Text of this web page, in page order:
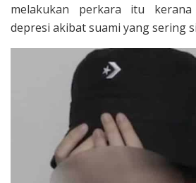
melakukan perkara itu
depresi akibat suami yang sering